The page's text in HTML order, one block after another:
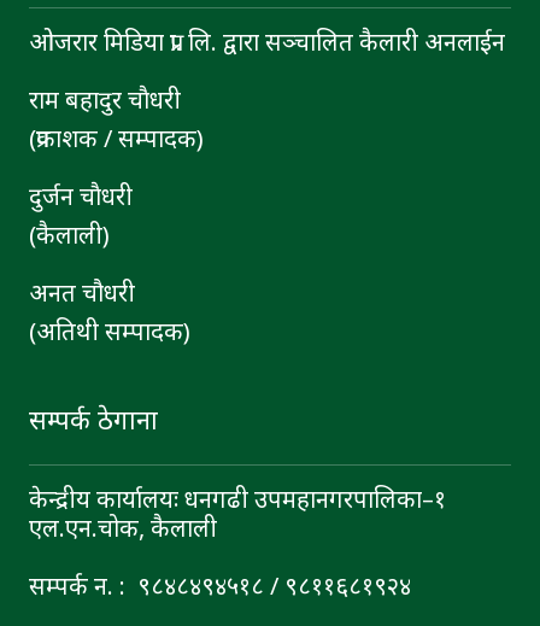
ओजरार मिडिया प्रा. लि. द्वारा सञ्चालित कैलारी अनलाईन
राम बहादुर चाैधरी
(प्रकाशक / सम्पादक)
दुर्जन चाैधरी
(कैलाली)
अनत चौधरी
(अतिथी सम्पादक)
सम्पर्क ठेगाना
केन्द्रीय कार्यालयः धनगढी उपमहानगरपालिका–१
एल.एन.चोक, कैलाली
सम्पर्क न. : ९८४८४९४५१८ / ९८११६८१९२४